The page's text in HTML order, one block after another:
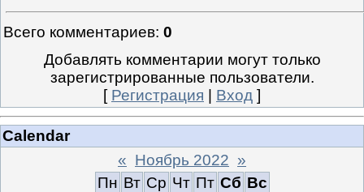
Всего комментариев: 0
Добавлять комментарии могут только
зарегистрированные пользователи.
[ Регистрация Вход ]
Calendar
« Ноябрь 2022 »
Пн Вт Ср Чт Пт Сб Вс